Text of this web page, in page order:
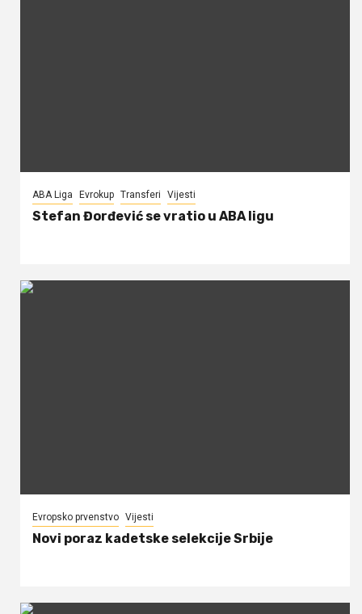
ABA Liga Evrokup Transferi Vijesti
Stefan Đorđević se vratio u ABA ligu
Evropsko prvenstvo Vijesti
Novi poraz kadetske selekcije Srbije